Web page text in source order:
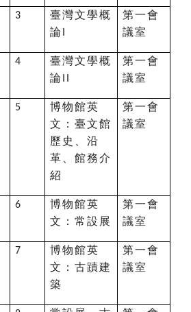
3
臺灣文學概
論I
第一會
議室
4
臺灣文學概
論II
第一會
議室
5
博物館英
文：臺文館
歷史、沿
革、館務介
紹
第一會
議室
6
博物館英
文：常設展
第一會
議室
7
博物館英
文：古蹟建
築
第一會
議室